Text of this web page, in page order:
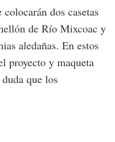
dos casetas
de Río Mixcoac y
aledañas. En estos
proyecto y maqueta
que los